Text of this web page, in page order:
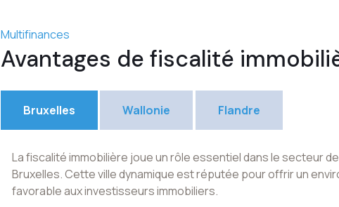
Multifinances
Avantages de fiscalité
Bruxelles
La fiscalité immobilière joue un rôle essentiel dans le secteur
Bruxelles. Cette ville dynamique est réputée pour offrir un
favorable aux investisseurs immobiliers.
Wallonie Flandre